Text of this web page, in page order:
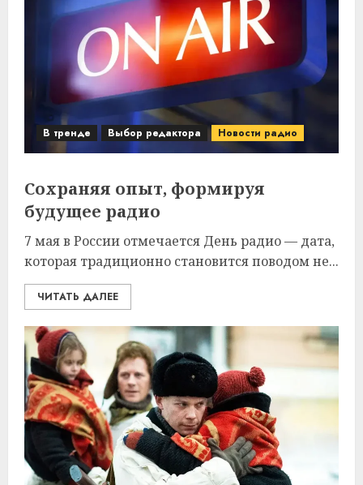
В тренде Выбор редактора Новости радио
Сохраняя опыт, формируя
будущее радио
7 мая в России отмечается День радио — дата,
которая традиционно становится поводом не...
ЧИТАТЬ ДАЛЕЕ